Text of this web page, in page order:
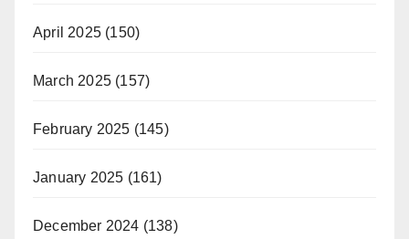
April 2025 (150)
March 2025 (157)
February 2025 (145)
January 2025 (161)
December 2024 (138)